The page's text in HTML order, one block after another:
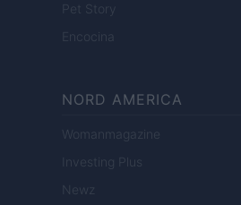
Pet Story
Encocina
NORD AMERICA
Womanmagazine
Investing Plus
Newz